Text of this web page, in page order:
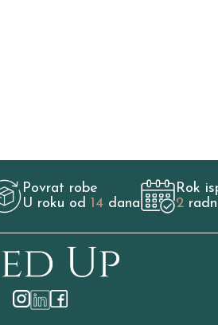
Povrat robe
U roku od 14 dana
Rok
2